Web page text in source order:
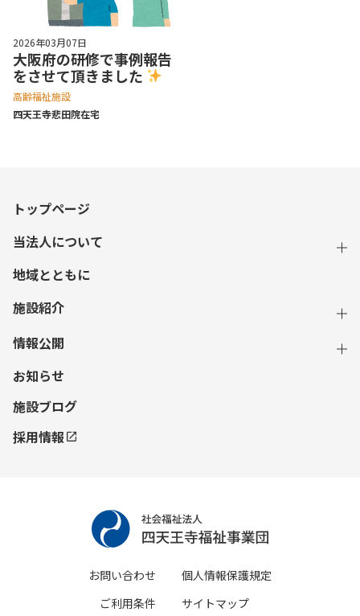
2026年03月07日
大阪府の研修で事例報告
をさせて頂きました
高齢福祉施設
四天王寺悲⽥院在宅
トップページ
当法人について
地域とともに
施設紹介
情報公開
お知らせ
施設ブログ
採用情報
お問い合わせ
個人情報保護規定
ご利用条件
サイトマップ